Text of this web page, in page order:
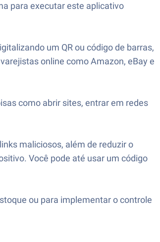
para executar este aplicativo
um QR ou código de barras,
online como Amazon, eBay e
como abrir sites, entrar em redes
maliciosos, além de reduzir o
Você pode até usar um código
ou para implementar o controle